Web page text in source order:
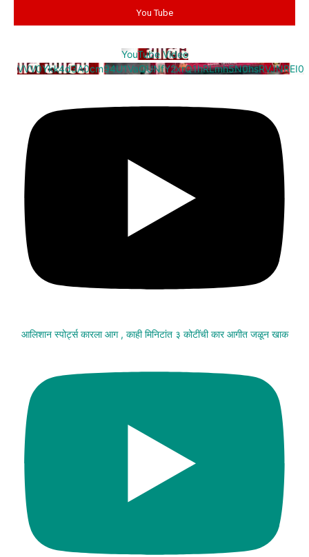
You Tube
YouTube Video
VVV0Ykk4d3A0cm94U1VaQUNfY2xrQ1hRLmh5N0hsRVJNREI0
आलिशान स्पोर्ट्स कारला आग , काही मिनिटांत ३ कोटींची कार आगीत जळून खाक